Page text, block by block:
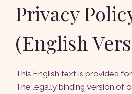
Privacy
(English
This English text is provided
The legally binding version of